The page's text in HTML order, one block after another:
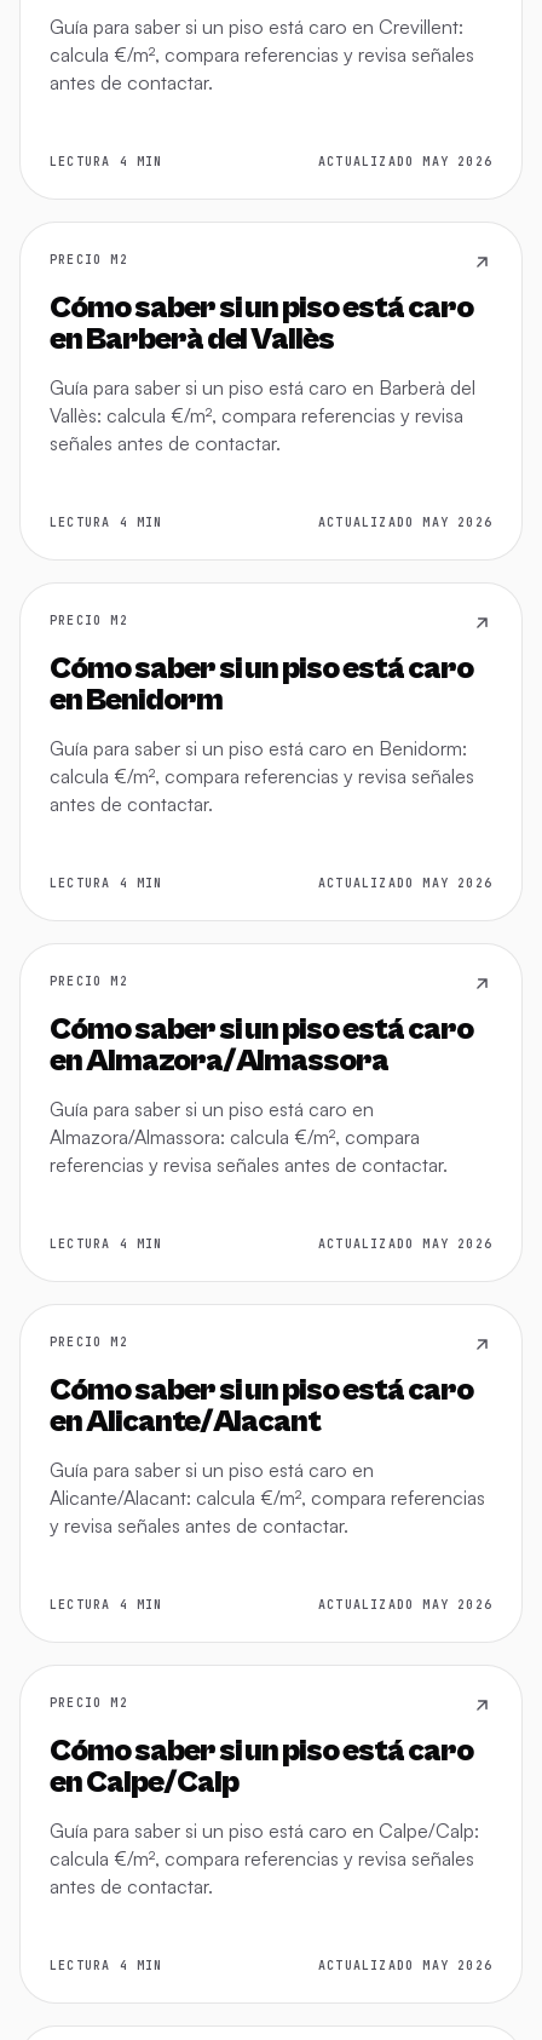
Guía para saber si un piso está caro en Crevillent:
calcula €/m², compara referencias y revisa señales
antes de contactar.
LECTURA 4 MIN ACTUALIZADO MAY 2026
PRECIO M2
Cómo saber si un piso está caro
en Barberà del Vallès
Guía para saber si un piso está caro en Barberà del
Vallès: calcula €/m², compara referencias y revisa
señales antes de contactar.
LECTURA 4 MIN ACTUALIZADO MAY 2026
PRECIO M2
Cómo saber si un piso está caro
en Benidorm
Guía para saber si un piso está caro en Benidorm:
calcula €/m², compara referencias y revisa señales
antes de contactar.
LECTURA 4 MIN ACTUALIZADO MAY 2026
PRECIO M2
Cómo saber si un piso está caro
en Almazora/Almassora
Guía para saber si un piso está caro en
Almazora/Almassora: calcula €/m², compara
referencias y revisa señales antes de contactar.
LECTURA 4 MIN ACTUALIZADO MAY 2026
PRECIO M2
Cómo saber si un piso está caro
en Alicante/Alacant
Guía para saber si un piso está caro en
Alicante/Alacant: calcula €/m², compara referencias
y revisa señales antes de contactar.
LECTURA 4 MIN ACTUALIZADO MAY 2026
PRECIO M2
Cómo saber si un piso está caro
en Calpe/Calp
Guía para saber si un piso está caro en Calpe/Calp:
calcula €/m², compara referencias y revisa señales
antes de contactar.
LECTURA 4 MIN ACTUALIZADO MAY 2026